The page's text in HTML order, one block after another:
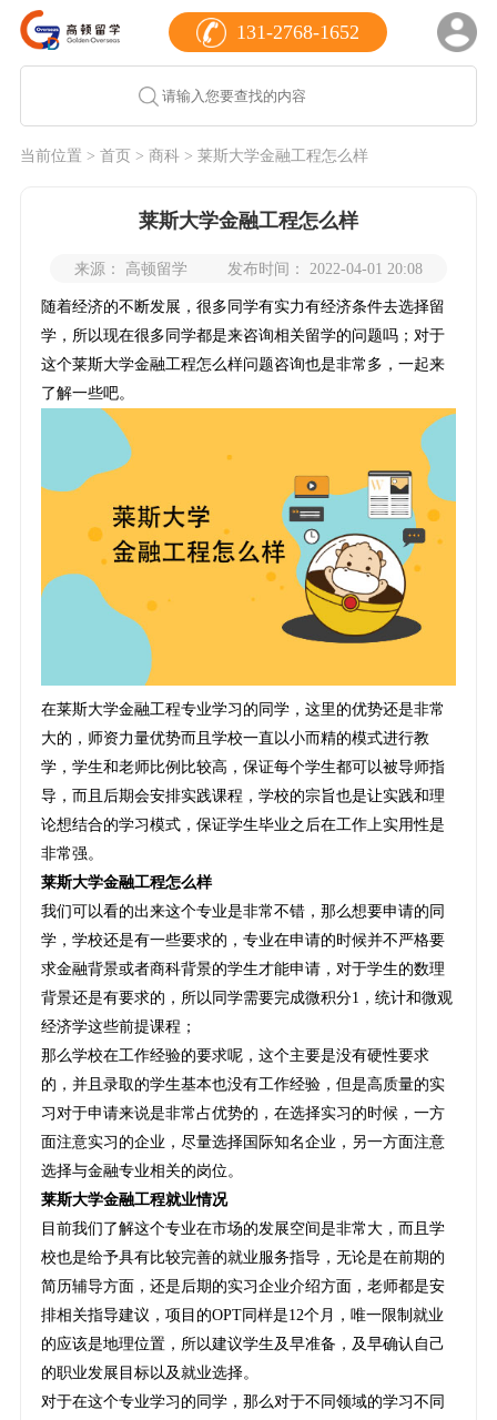
131-2768-1652
当前位置 > 首页 > 商科> 莱斯大学金融工程怎么样
莱斯大学金融工程怎么样
来源： 高顿留学 发布时间： 2022-04-01 20:08
随着经济的不断发展，很多同学有实力有经济条件去选择留
学，所以现在很多同学都是来咨询相关留学的问题吗；对于
这个莱斯大学金融工程怎么样问题咨询也是非常多，一起来
了解一些吧。
在莱斯大学金融工程专业学习的同学，这里的优势还是非常
大的，师资力量优势而且学校一直以小而精的模式进行教
学，学生和老师比例比较高，保证每个学生都可以被导师指
导，而且后期会安排实践课程，学校的宗旨也是让实践和理
论想结合的学习模式，保证学生毕业之后在工作上实用性是
非常强。
莱斯大学金融工程怎么样
我们可以看的出来这个专业是非常不错，那么想要申请的同
学，学校还是有一些要求的，专业在申请的时候并不严格要
求金融背景或者商科背景的学生才能申请，对于学生的数理
背景还是有要求的，所以同学需要完成微积分1，统计和微观
经济学这些前提课程；
那么学校在工作经验的要求呢，这个主要是没有硬性要求
的，并且录取的学生基本也没有工作经验，但是高质量的实
习对于申请来说是非常占优势的，在选择实习的时候，一方
面注意实习的企业，尽量选择国际知名企业，另一方面注意
选择与金融专业相关的岗位。
莱斯大学金融工程就业情况
目前我们了解这个专业在市场的发展空间是非常大，而且学
校也是给予具有比较完善的就业服务指导，无论是在前期的
简历辅导方面，还是后期的实习企业介绍方面，老师都是安
排相关指导建议，项目的OPT同样是12个月，唯一限制就业
的应该是地理位置，所以建议学生及早准备，及早确认自己
的职业发展目标以及就业选择。
对于在这个专业学习的同学，那么对于不同领域的学习不同